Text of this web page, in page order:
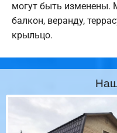
могут быть изменены.
балкон, веранду,
крыльцо.